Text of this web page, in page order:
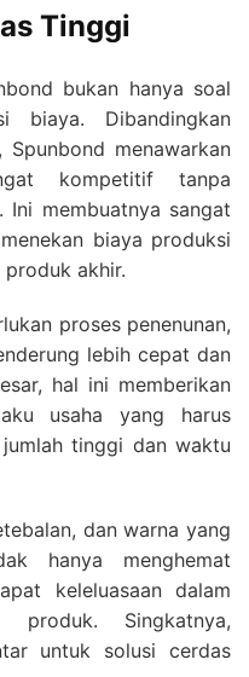
Tinggi
bukan hanya soal
biaya. Dibandingkan
menawarkan
kompetitif tanpa
Ini membuatnya sangat
biaya produksi
akhir.
proses penenunan,
lebih cepat dan
hal ini memberikan
usaha yang harus
tinggi dan waktu
dan warna yang
hanya menghemat
keleluasaan dalam
produk. Singkatnya,
untuk solusi cerdas